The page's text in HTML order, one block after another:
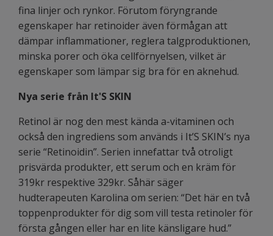
fina linjer och rynkor. Förutom föryngrande
egenskaper har retinoider även förmågan att
dämpar inflammationer, reglera talgproduktionen,
minska poreroch öka cellförnyelsen, vilket är
egenskaper som lämpar sig bra för en aknehud.
Nya serie från It'S SKIN
Retinol är nog den mest kända a-vitaminen och
också den ingrediens som används i It’S SKIN’s nya
serie “Retinoidin”. Serien innefattar två otroligt
prisvärda produkter, ett serum och en kräm för
319kr respektive 329kr. Såhär säger
hudterapeuten Karolina om serien: “Det här en två
toppenprodukter för dig som vill testa retinoler för
första gången eller har en lite känsligare hud.”